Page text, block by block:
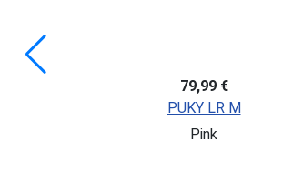
79,99 €
PUKY LR M
Pink